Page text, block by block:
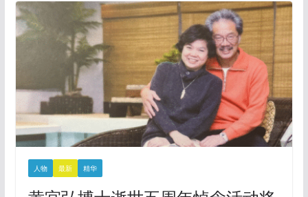
人物 最新 精华